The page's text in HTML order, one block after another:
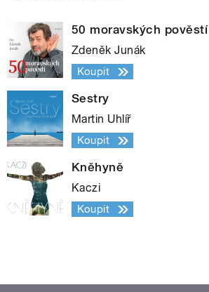
50 moravských pověstí
Zdeněk Junák
Koupit
Sestry
Martin Uhlíř
Koupit
Kněhyně
Kaczi
Koupit